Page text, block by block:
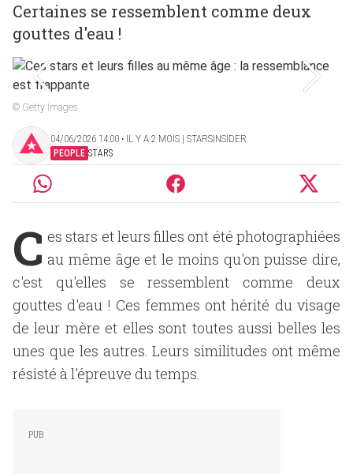
Certaines se ressemblent comme deux
gouttes d'eau !
© Getty Images
04/06/2026 14:00 ‧ IL Y A 2 MOIS | STARSINSIDER
PEOPLE STARS
C es stars et leurs filles ont été photographiées
au même âge et le moins qu'on puisse dire,
c'est qu'elles se ressemblent comme deux
gouttes d'eau ! Ces femmes ont hérité du visage
de leur mère et elles sont toutes aussi belles les
unes que les autres. Leurs similitudes ont même
résisté à l'épreuve du temps.